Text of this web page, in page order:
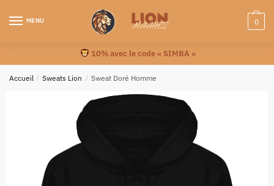
MENU 0
10% avec le code « SIMBA »
Accueil / Sweats Lion / Sweat Doré Homme